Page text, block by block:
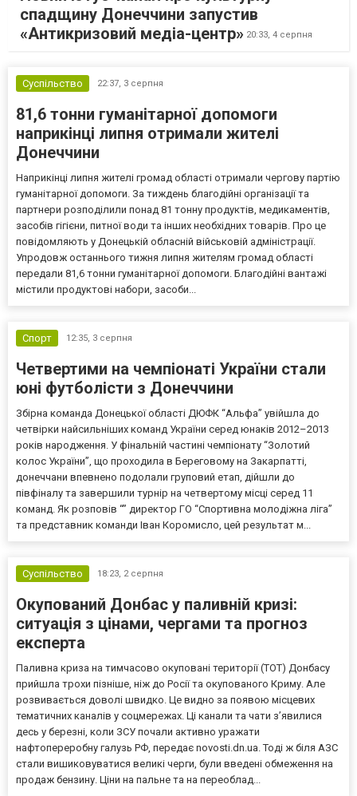
спадщину Донеччини запустив
«Антикризовий медіа-центр» 20:33, 4 серпня
Суспільство 22:37, 3 серпня
81,6 тонни гуманітарної допомоги
наприкінці липня отримали жителі
Донеччини
Наприкінці липня жителі громад області отримали чергову партію
гуманітарної допомоги. За тиждень благодійні організації та
партнери розподілили понад 81 тонну продуктів, медикаментів,
засобів гігієни, питної води та інших необхідних товарів. Про це
повідомляють у Донецькій обласній військовій адміністрації.
Упродовж останнього тижня липня жителям громад області
передали 81,6 тонни гуманітарної допомоги. Благодійні вантажі
містили продуктові набори, засоби...
Спорт 12:35, 3 серпня
Четвертими на чемпіонаті України стали
юні футболісти з Донеччини
Збірна команда Донецької області ДЮФК “Альфа” увійшла до
четвірки найсильніших команд України серед юнаків 2012–2013
років народження. У фінальній частині чемпіонату “Золотий
колос України”, що проходила в Береговому на Закарпатті,
донеччани впевнено подолали груповий етап, дійшли до
півфіналу та завершили турнір на четвертому місці серед 11
команд. Як розповів “” директор ГО “Спортивна молодіжна ліга”
та представник команди Іван Коромисло, цей результат м...
Суспільство 18:23, 2 серпня
Окупований Донбас у паливній кризі:
ситуація з цінами, чергами та прогноз
експерта
Паливна криза на тимчасово окуповані території (ТОТ) Донбасу
прийшла трохи пізніше, ніж до Росії та окупованого Криму. Але
розвивається доволі швидко. Це видно за появою місцевих
тематичних каналів у соцмережах. Ці канали та чати з’явилися
десь у березні, коли ЗСУ почали активно уражати
нафтопереробну галузь РФ, передає novosti.dn.ua. Тоді ж біля АЗС
стали вишиковуватися великі черги, були введені обмеження на
продаж бензину. Ціни на пальне та на переоблад...